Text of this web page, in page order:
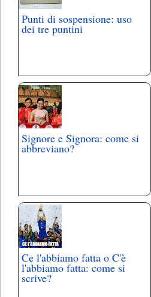
Punti di sospensione: uso
dei tre puntini
Signore e Signora: come si
abbreviano?
Ce l'abbiamo fatta o C'è
l'abbiamo fatta: come si
scrive?